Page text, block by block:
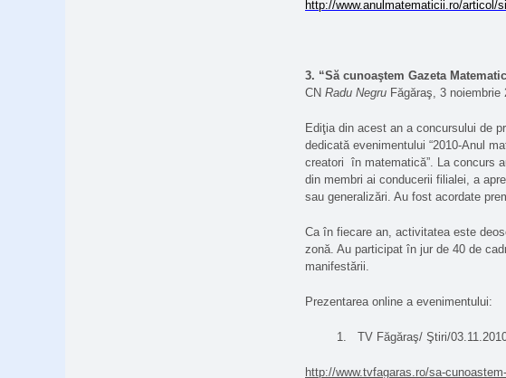
http://www.anulmatematicii.ro/articol/
3. “Să cunoaştem Gazeta
CN Radu Negru Făgăraş, 3 noiembrie
Ediţia din acest an a concursului de
dedicată evenimentului “2010-Anul
creatori în matematică”. La concurs
din membri ai conducerii filialei, a
sau generalizări. Au fost acordate
Ca în fiecare an, activitatea este
zonă. Au participat în jur de 40 de
manifestării.
Prezentarea online a evenimentului:
1. TV Făgăraş/ Ştiri/
http://www.tvfagaras.ro/sa-